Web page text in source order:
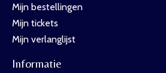
Mijn bestellingen
Mijn tickets
Mijn verlanglijst
Informatie